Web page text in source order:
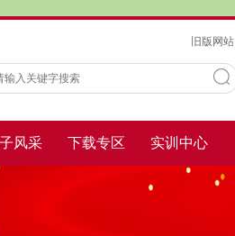
旧版网站
风采 下载专区 实训中心